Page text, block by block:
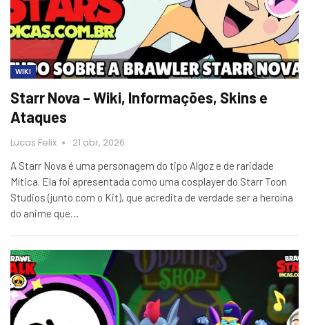
WIKI
Starr Nova – Wiki, Informações, Skins e
Ataques
Lucas Felix 21 abr, 2026
A Starr Nova é uma personagem do tipo Algoz e de raridade
Mítica. Ela foi apresentada como uma cosplayer do Starr Toon
Studios (junto com o Kit), que acredita de verdade ser a heroína
do anime que…